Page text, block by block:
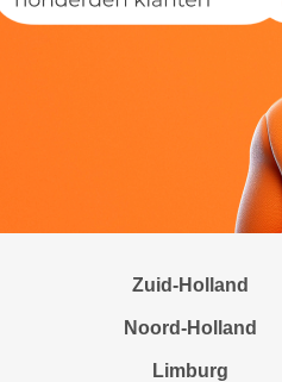
Zuid-Holland
Noord-Holland
Limburg